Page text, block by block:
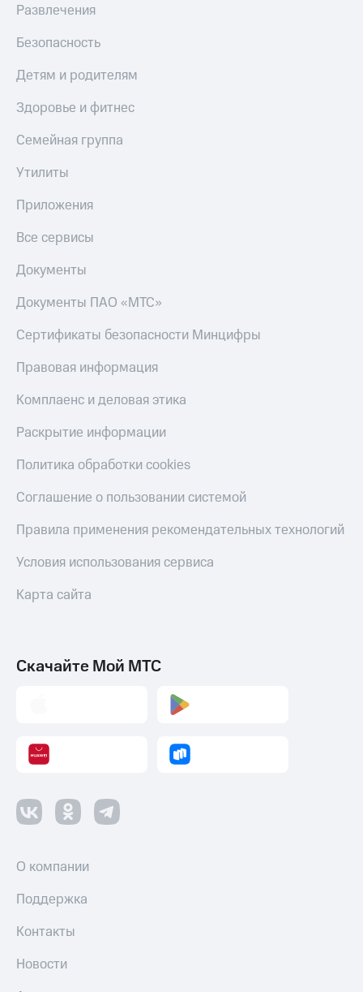
Развлечения
Безопасность
Детям и родителям
Здоровье и фитнес
Семейная группа
Утилиты
Приложения
Все сервисы
Документы
Документы ПАО «МТС»
Сертификаты безопасности Минцифры
Правовая информация
Комплаенс и деловая этика
Раскрытие информации
Политика обработки cookies
Соглашение о пользовании системой
Правила применения рекомендательных технологий
Условия использования сервиса
Карта сайта
Скачайте Мой МТС
О компании
Поддержка
Контакты
Новости